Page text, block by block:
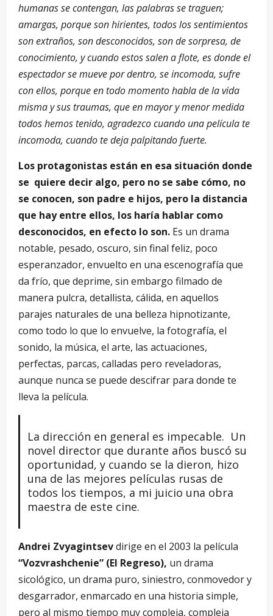
humanas se contengan, las palabras se traguen;
amargas, porque son hirientes, todos los sentimientos
son extraños, son desconocidos, son de sorpresa, de
conocimiento, y cuando estos salen a flote, es donde el
espectador se mueve por dentro, se incomoda, sufre
con ellos, porque en todo momento habla de la vida
misma y sus traumas, que en mayor y menor medida
todos hemos tenido, agradezco cuando una película te
incomoda, cuando te deja palpitando fuerte.
Los protagonistas están en esa situación donde
se quiere decir algo, pero no se sabe cómo, no
se conocen, son padre e hijos, pero la distancia
que hay entre ellos, los haría hablar como
desconocidos, en efecto lo son. Es un drama
notable, pesado, oscuro, sin final feliz, poco
esperanzador, envuelto en una escenografía que
da frío, que deprime, sin embargo filmado de
manera pulcra, detallista, cálida, en aquellos
parajes naturales de una belleza hipnotizante,
como todo lo que lo envuelve, la fotografía, el
sonido, la música, el arte, las actuaciones,
perfectas, parcas, calladas pero reveladoras,
aunque nunca se puede descifrar para donde te
lleva la película.
La dirección en general es impecable. Un
novel director que durante años buscó su
oportunidad, y cuando se la dieron, hizo
una de las mejores películas rusas de
todos los tiempos, a mi juicio una obra
maestra de este cine.
Andrei Zvyagintsevdirige en el 2003 la película
“Vozvrashchenie” (El Regreso), un drama
sicológico, un drama puro, siniestro, conmovedor y
desgarrador, enmarcado en una historia simple,
pero al mismo tiempo muy compleja, compleja